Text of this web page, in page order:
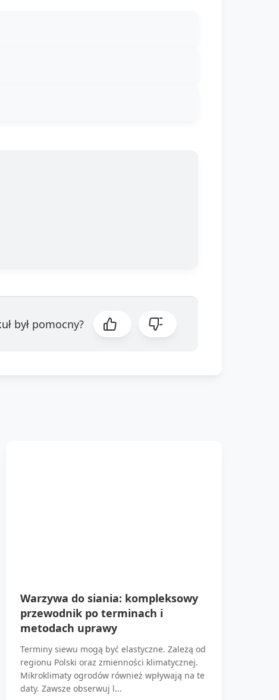
był pomocny?
Warzywa do siania: kompleksowy
przewodnik po terminach i
metodach uprawy
Terminy siewu mogą być elastyczne. Zależą od
regionu Polski oraz zmienności klimatycznej.
Mikroklimaty ogrodów również wpływają na te
daty. Zawsze obserwuj l...